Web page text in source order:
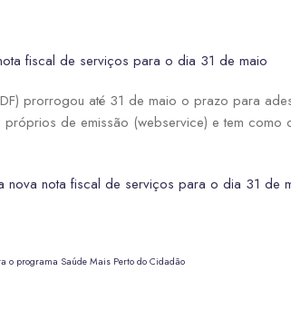
fiscal de serviços para o dia 31 de maio
prorrogou até 31 de maio o prazo para
próprios de emissão (webservice) e tem
nova nota fiscal de serviços para o dia 31 de
o programa Saúde Mais Perto do Cidadão